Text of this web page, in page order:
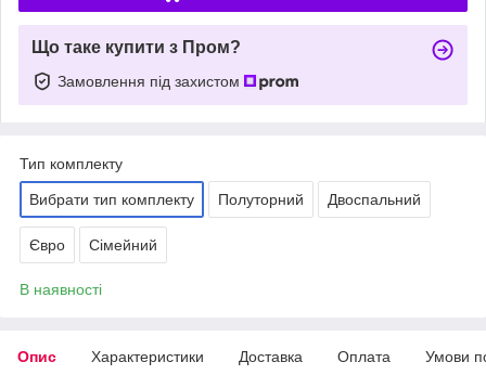
Що таке купити з Пром?
Замовлення під захистом
Тип комплекту
Вибрати тип комплекту Полуторний Двоспальний
Євро Сімейний
В наявності
Опис Характеристики Доставка Оплата Умови